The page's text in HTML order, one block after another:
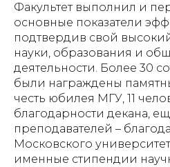
Факультет выполнил и
основные показатели
подтвердив свой
науки, образования и
деятельности. Более 30
были награждены
честь юбилея МГУ, 11
благодарности декана,
преподавателей –
Московского
именные стипендии